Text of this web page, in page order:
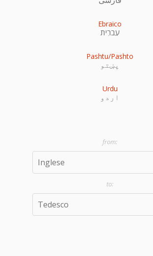
Ebraico
עִברִית
Pashtu/Pashto
پښتو
Urdu
اردو